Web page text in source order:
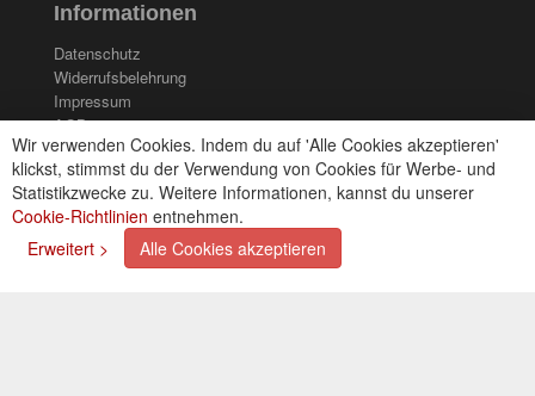
Wir verwenden Cookies. Indem du auf 'Alle Cookies akzeptieren'
klickst, stimmst du der Verwendung von Cookies für Werbe- und
Statistikzwecke zu. Weitere Informationen, kannst du unserer
Cookie-Richtlinien entnehmen.
Erweitert >
Alle Cookies akzeptieren
Informationen
Datenschutz
Widerrufsbelehrung
Impressum
AGB
Kontakt
Cookies einstellungen
Zahlungsarten